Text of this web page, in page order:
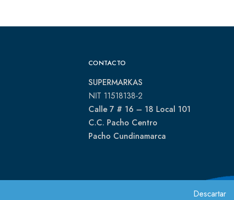
Descartar
CONTACTO
SUPERMARKAS
NIT 11518138-2
Calle 7 # 16 – 18 Local 101
C.C. Pacho Centro
Pacho Cundinamarca